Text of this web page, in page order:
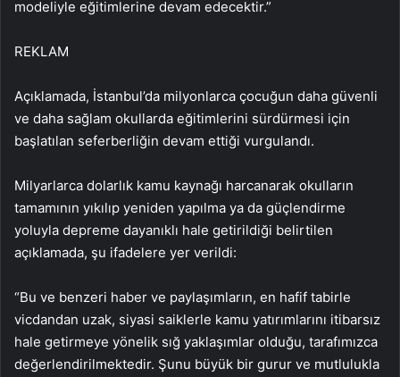
modeliyle eğitimlerine devam edecektir.”
REKLAM
Açıklamada, İstanbul’da milyonlarca çocuğun daha güvenli
ve daha sağlam okullarda eğitimlerini sürdürmesi için
başlatılan seferberliğin devam ettiği vurgulandı.
Milyarlarca dolarlık kamu kaynağı harcanarak okulların
tamamının yıkılıp yeniden yapılma ya da güçlendirme
yoluyla depreme dayanıklı hale getirildiği belirtilen
açıklamada, şu ifadelere yer verildi:
“Bu ve benzeri haber ve paylaşımların, en hafif tabirle
vicdandan uzak, siyasi saiklerle kamu yatırımlarını itibarsız
hale getirmeye yönelik sığ yaklaşımlar olduğu, tarafımızca
değerlendirilmektedir. Şunu büyük bir gurur ve mutlulukla